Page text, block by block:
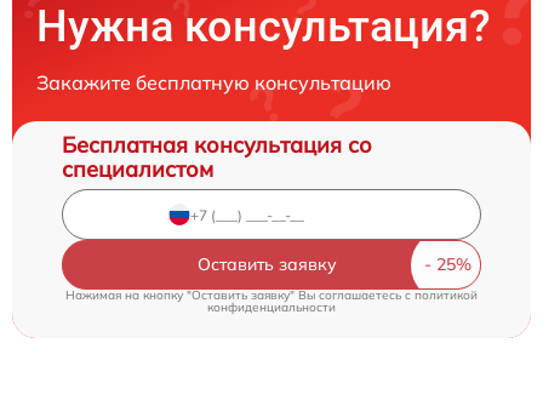
Нужна консультация?
Закажите бесплатную консультацию
Бесплатная консультация со
специалистом
Оставить заявку
Нажимая на кнопку "Оставить заявку" Вы соглашаетесь c политикой
конфиденциальности